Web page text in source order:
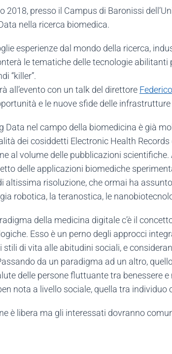
2018, presso il Campus di Baronissi
nella ricerca biomedica.
esperienze dal mondo della ricerca,
le tematiche delle tecnologie abilitanti
“killer”.
all’evento con un talk del direttore
e le nuove sfide delle
Data nel campo della biomedicina è già
dei cosiddetti Electronic Health
al volume delle pubblicazioni
delle applicazioni biomediche
altissima risoluzione, che ormai ha
robotica, la teranostica, le
della medicina digitale c’è il
Esso è un perno degli approcci
stili di vita alle abitudini sociali, e
da un paradigma ad un altro,
delle persone fluttuante tra benessere
nota a livello sociale, quella tra individuo
è libera ma gli interessati dovranno